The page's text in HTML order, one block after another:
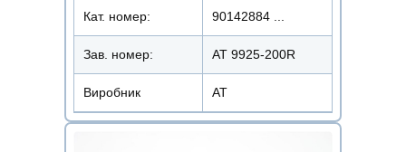
Кат. номер: 90142884 ...
Зав. номер: AT 9925-200R
Виробник АТ